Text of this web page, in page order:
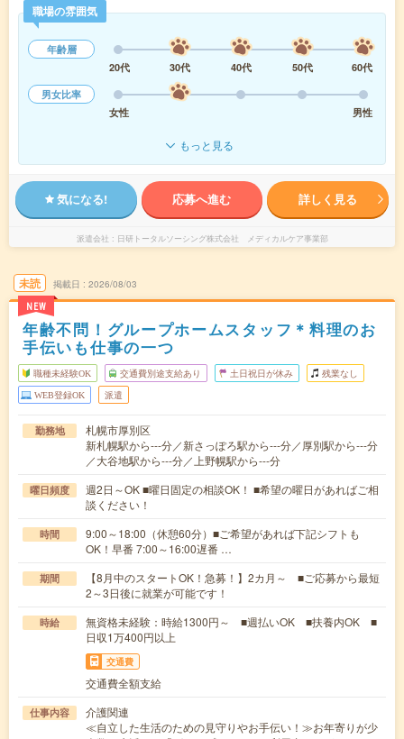
職場の雰囲気
年齢層
20代
30代 40代 50代
60代
男女比率
女性
男性
もっと見る
気になる! 応募へ進む 詳しく見る
派遣会社 日研トータルソーシング株式会社 メディカルケア事業部
未読
NEW
掲載日 2026/08/03
年齢不問！グループホームスタッフ＊料理のお
手伝いも仕事の一つ
職種未経験OK 交通費別途支給あり 土日祝日が休み 残業なし
WEB登録OK 派遣
勤務地
札幌市厚別区
新札幌駅から---分／新さっぽろ駅から---分／厚別駅から---分
／大谷地駅から---分／上野幌駅から---分
曜日頻度
週2日～OK ■曜日固定の相談OK！ ■希望の曜日があればご相
談ください！
時間
9:00～18:00（休憩60分）■ご希望があれば下記シフトも
OK！早番 7:00～16:00遅番 …
期間
【8月中のスタートOK！急募！】2カ月～ ■ご応募から最短
2～3日後に就業が可能です！
時給
無資格未経験：時給1300円～ ■週払いOK ■扶養内OK ■
日収1万400円以上
交通費
交通費全額支給
仕事内容
介護関連
≪自立した生活のための見守りやお手伝い！≫お年寄りが少